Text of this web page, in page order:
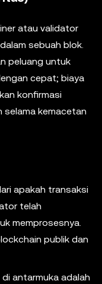
atau validator
sebuah blok.
peluang untuk
cepat; biaya
konfirmasi
kemacetan
apakah transaksi
telah
memprosesnya.
publik dan
antarmuka adalah